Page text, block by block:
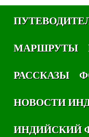
МАРШРУТЫ
РАССКАЗЫ
НОВОСТИ
ИНДИЙСКИЙ